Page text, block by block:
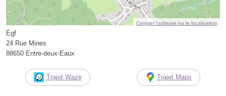
Corriger l’adresse ou la localisation
Egf
24 Rue Mines
88650 Entre-deux-Eaux
Trajet Waze Trajet Maps